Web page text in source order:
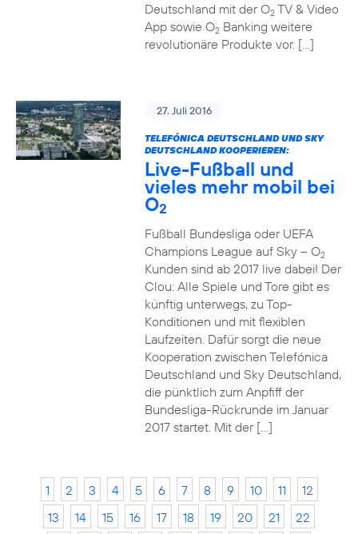
Deutschland mit der O2TV & Video
App sowie O2Banking weitere
revolutionäre Produkte vor. […]
27. Juli 2016
TELEFÓNICA DEUTSCHLAND UND SKY
DEUTSCHLAND KOOPERIEREN:
Live-Fußball und
vieles mehr mobil bei
O2
Fußball Bundesliga oder UEFA
Champions League auf Sky – O2
Kunden sind ab 2017 live dabei! Der
Clou: Alle Spiele und Tore gibt es
künftig unterwegs, zu Top-
Konditionen und mit flexiblen
Laufzeiten. Dafür sorgt die neue
Kooperation zwischen Telefónica
Deutschland und Sky Deutschland,
die pünktlich zum Anpfiff der
Bundesliga-Rückrunde im Januar
2017 startet. Mit der […]
1 2 3 4 5 6 7 8 9 10 11
12
13
14 15 16 17 18 19 20 21
22